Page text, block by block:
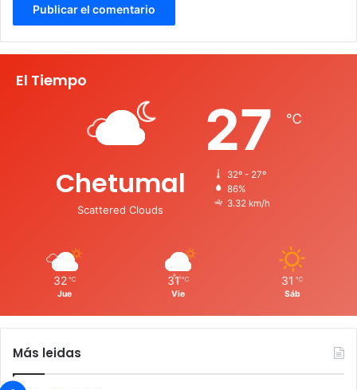
El Tiempo
Chetumal
Scattered Clouds
27 ℃
32º - 27º
86%
3.32 km/h
32 ℃
Jue
31 ℃
Vie
31 ℃
Sáb
Más leidas